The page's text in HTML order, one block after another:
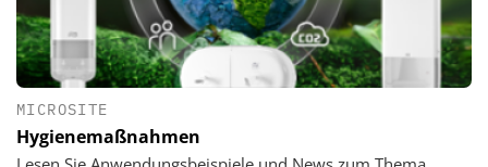
MICROSITE
Hygienemaßnahmen